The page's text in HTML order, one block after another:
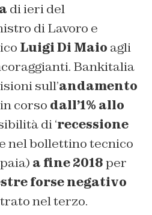
di ieri del
di Lavoro e
Luigi Di Maio agli
Bankitalia
sull’andamento
corso dall’1% allo
di ‘recessione
nel bollettino tecnico
a fine 2018per
forse negativo
nel terzo.